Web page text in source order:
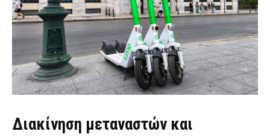
Διακίνηση μεταναστών και